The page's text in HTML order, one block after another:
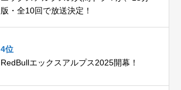
版・全10回で放送決定！
4位
RedBullエックスアルプス2025開幕！